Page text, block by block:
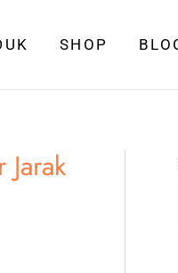
SHOP